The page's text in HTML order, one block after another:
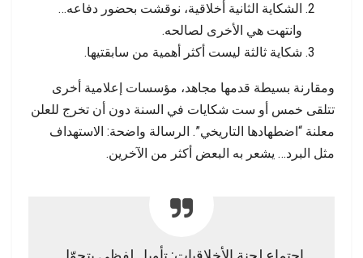
الشكاية الثانية أخلاقية، نوقشت بحضور دفاعه…
وانتهت هي الأخرى لصالحه.
شكاية ثالثة ليست أكثر أهمية من سابقتيها.
ومقارنة بسيطة قدمها مجاهد، مؤسسات إعلامية أخرى
تتلقى خمس أو ست شكايات في السنة دون أن تخرج للعلن
معلنة “اضطهادها التاريخي”. الرسالة واضحة: الاستهداف
مثل البرد… يشعر به البعض أكثر من الآخرين.